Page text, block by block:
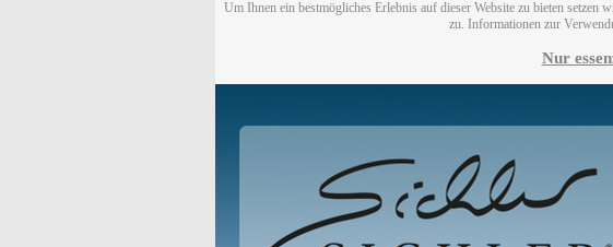
Um Ihnen ein bestmögliches Erlebnis auf dieser Website zu bieten
zu. Informationen zur
Nur